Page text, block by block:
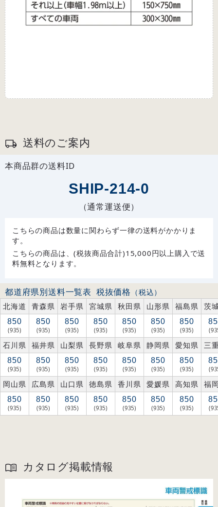
送料のご案内
本商品群の送料ID
SHIP-214-0
（通常運送便）
こちらの商品は数量に関わらず一律の送料がかかりま
す。
こちらの商品は、(税抜商品合計)15,000円以上購入で送
料無料となります。
都道府県別送料一覧表 税抜価格 （税込）
北海道
青森県 岩手県 宮城県 秋田県 山形県 福島県 茨
850
(935)
850
(935)
850
(935)
850
(935)
850
(935)
850
(935)
850
(935)
石川県 福井県 山梨県 長野県 岐阜県 静岡県 愛知県 三
850
(935)
850
(935)
850
(935)
850
(935)
850
(935)
850
(935)
850
(935)
岡山県 広島県 山口県 徳島県 香川県 愛媛県 高知県 福
850
(935)
850
(935)
850
(935)
850
(935)
850
(935)
850
(935)
850
(935)
カタログ掲載情報